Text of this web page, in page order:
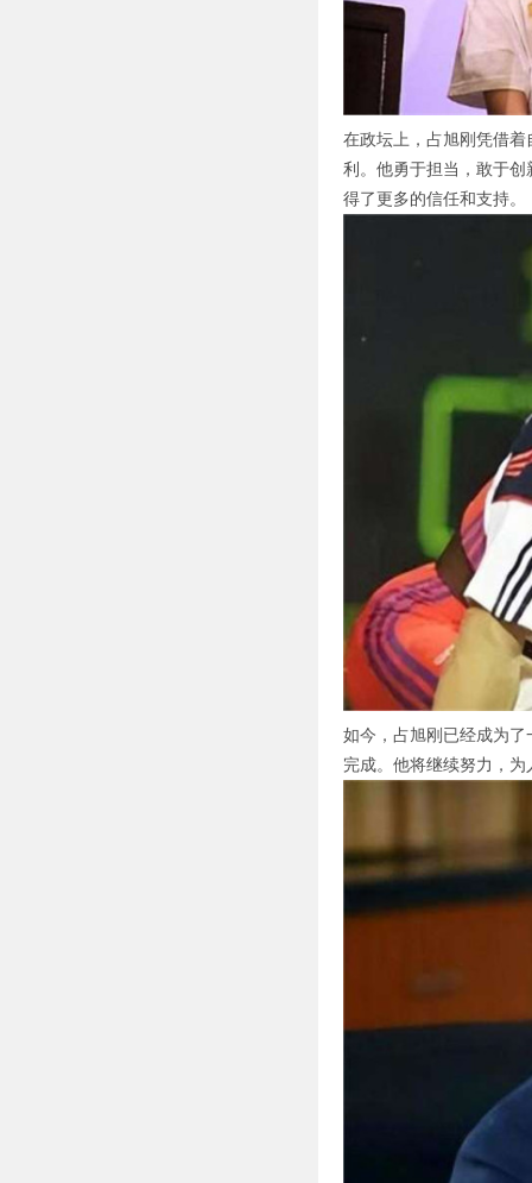
在政坛上，占旭刚凭借
利。他勇于担当，敢于
得了更多的信任和支持。
如今，占旭刚已经成为
完成。他将继续努力，